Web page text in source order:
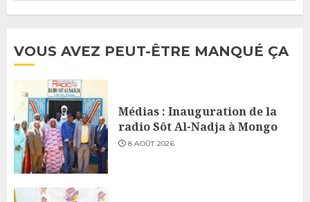
VOUS AVEZ PEUT-ÊTRE MANQUÉ ÇA
Médias : Inauguration de la
radio Sôt Al-Nadja à Mongo
8 AOÛT 2026